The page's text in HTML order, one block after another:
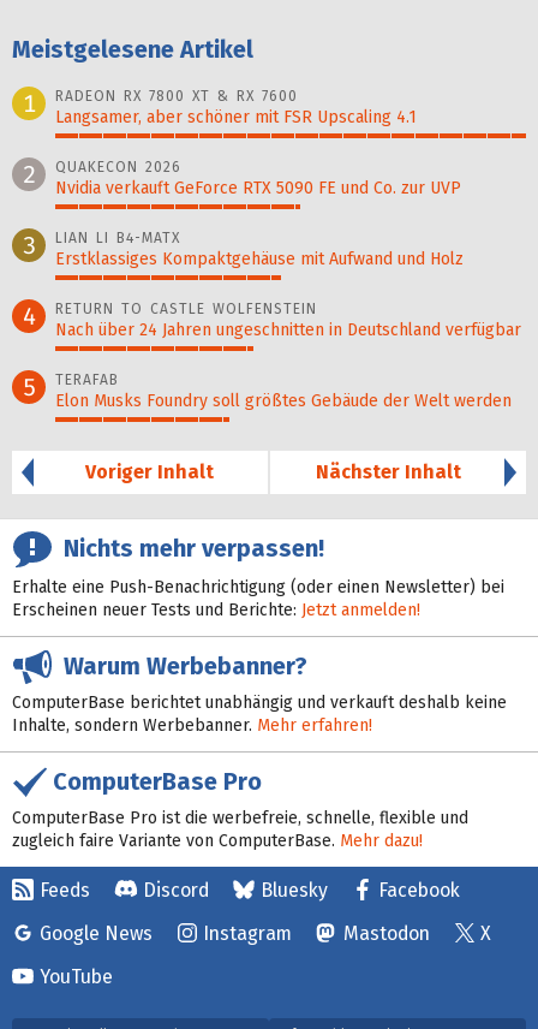
Meistgelesene Artikel
1
RADEON RX 7800 XT & RX 7600
Langsamer, aber schöner mit FSR Upscaling 4.1
2 QUAKECON 2026
Nvidia verkauft GeForce RTX 5090 FE und Co. zur UVP
3 LIAN LI B4-MATX
Erstklassiges Kompaktgehäuse mit Aufwand und Holz
4 RETURN TO CASTLE WOLFENSTEIN
Nach über 24 Jahren ungeschnitten in Deutschland verfügbar
5 TERAFAB
Elon Musks Foundry soll größ­tes Gebäude der Welt werden
Voriger Inhalt
Nächster Inhalt
Nichts mehr verpassen!
Erhalte eine Push-Benachrichtigung (oder einen Newsletter) bei
Erscheinen neuer Tests und Berichte: Jetzt anmelden!
Warum Werbebanner?
ComputerBase berichtet unabhängig und verkauft deshalb keine
Inhalte, sondern Werbebanner. Mehr erfahren!
ComputerBase Pro
ComputerBase Pro ist die werbefreie, schnelle, flexible und
zugleich faire Variante von ComputerBase. Mehr dazu!
Feeds Discord Bluesky
Facebook
Google News
Instagram Mastodon
X
YouTube